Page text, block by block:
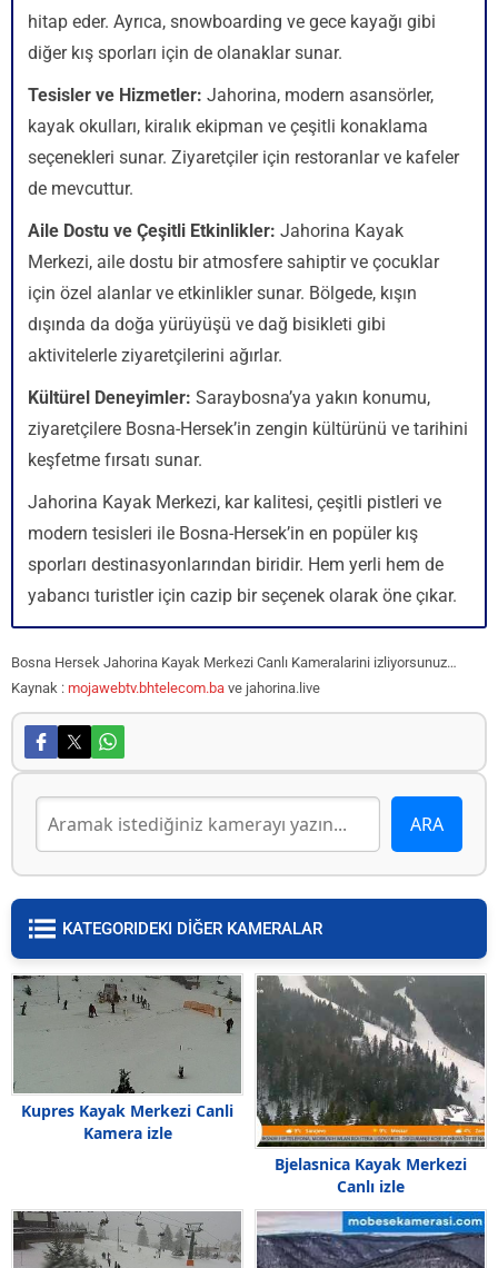
hitap eder. Ayrıca, snowboarding ve gece kayağı gibi
diğer kış sporları için de olanaklar sunar.
Tesisler ve Hizmetler: Jahorina, modern asansörler,
kayak okulları, kiralık ekipman ve çeşitli konaklama
seçenekleri sunar. Ziyaretçiler için restoranlar ve kafeler
de mevcuttur.
Aile Dostu ve Çeşitli Etkinlikler: Jahorina Kayak
Merkezi, aile dostu bir atmosfere sahiptir ve çocuklar
için özel alanlar ve etkinlikler sunar. Bölgede, kışın
dışında da doğa yürüyüşü ve dağ bisikleti gibi
aktivitelerle ziyaretçilerini ağırlar.
Kültürel Deneyimler: Saraybosna’ya yakın konumu,
ziyaretçilere Bosna-Hersek’in zengin kültürünü ve tarihini
keşfetme fırsatı sunar.
Jahorina Kayak Merkezi, kar kalitesi, çeşitli pistleri ve
modern tesisleri ile Bosna-Hersek’in en popüler kış
sporları destinasyonlarından biridir. Hem yerli hem de
yabancı turistler için cazip bir seçenek olarak öne çıkar.
Bosna Hersek Jahorina Kayak Merkezi Canlı Kameralarini izliyorsunuz…
Kaynak : mojawebtv.bhtelecom.ba ve jahorina.live
KATEGORIDEKI DİĞER KAMERALAR
Kupres Kayak Merkezi Canli
Kamera izle
Bjelasnica Kayak Merkezi
Canlı izle